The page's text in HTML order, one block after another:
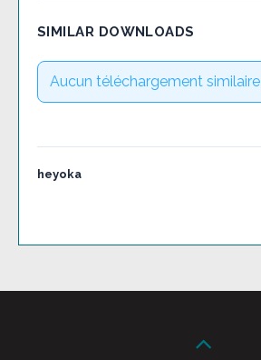
SIMILAR DOWNLOADS
Aucun téléchargement
heyoka